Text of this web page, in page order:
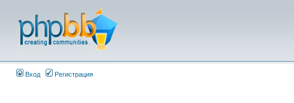
Вход Регистрация